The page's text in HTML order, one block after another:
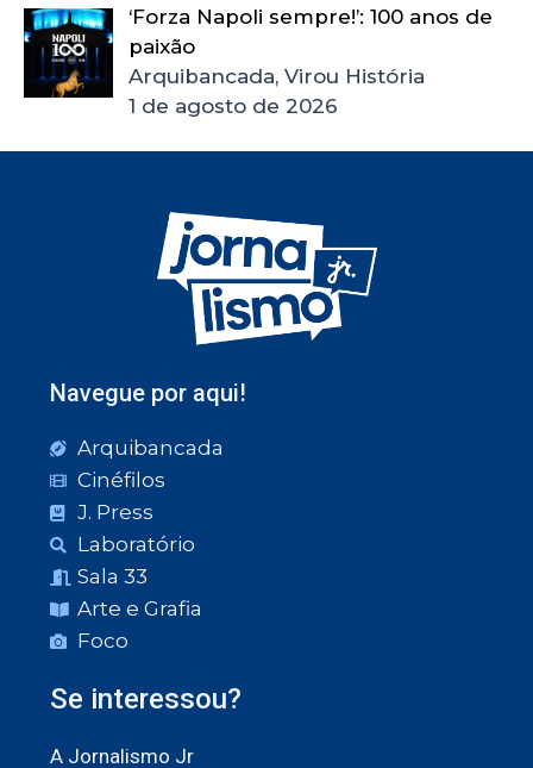
‘Forza Napoli sempre!’: 100 anos de
paixão
Arquibancada, Virou História
1 de agosto de 2026
Navegue por aqui!
Arquibancada
Cinéfilos
J. Press
Laboratório
Sala 33
Arte e Grafia
Foco
Se interessou?
A Jornalismo Jr